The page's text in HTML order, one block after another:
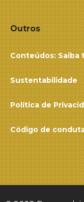
Outros
Conteúdos: Saiba
Sustentabilidade
Política de
Código de